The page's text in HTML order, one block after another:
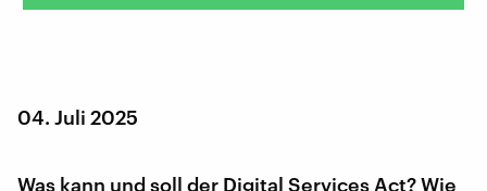
04. Juli 2025
Was kann und soll der Digital Services Act? Wie